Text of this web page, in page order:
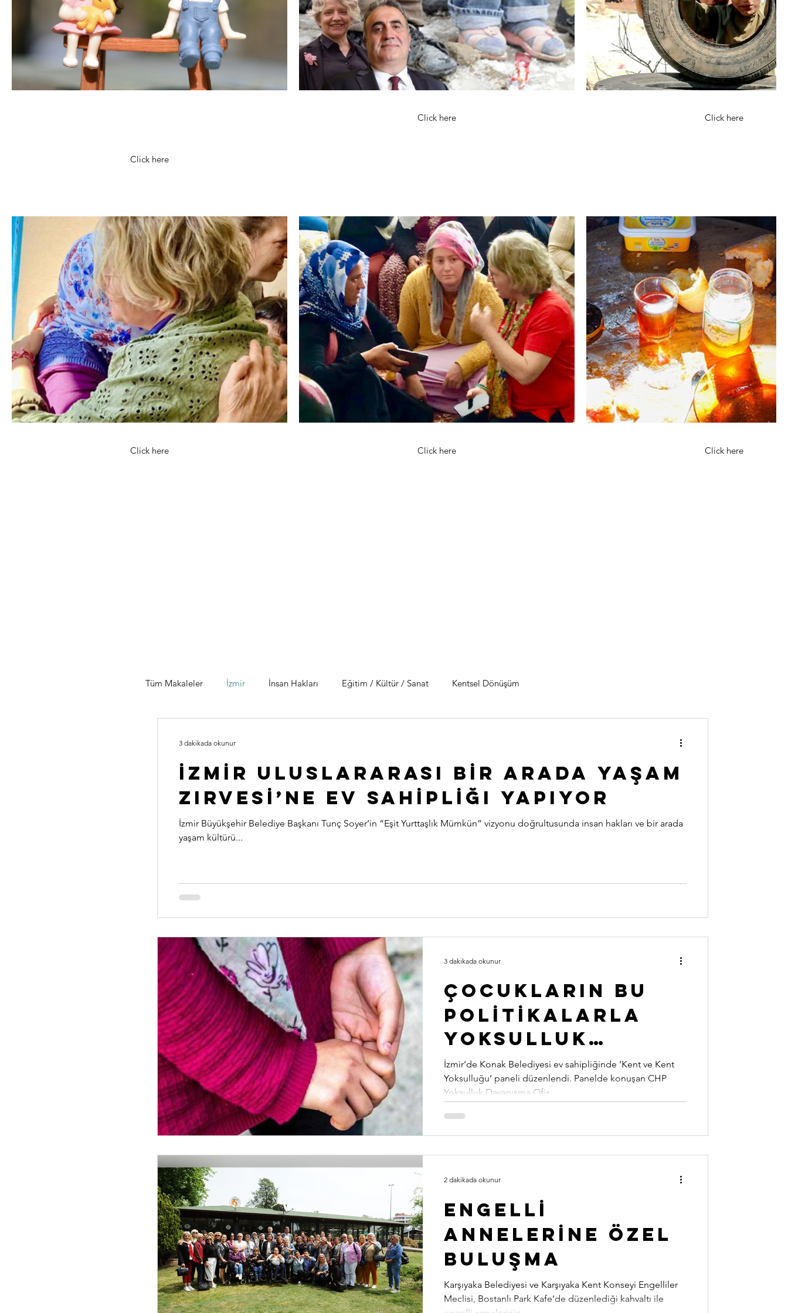
Click here
Click here Click here
Click here Click here Click here
Tüm Makaleler İzmir İnsan Hakları Eğitim / Kültür / Sanat Kentsel Dönüşüm
İzmİr Uluslararası Bİr Arada Yaşam
Zirvesİ’ne ev sahİplİği yapıyor
İzmir Büyükşehir Belediye Başkanı Tunç Soyer’in “Eşit Yurttaşlık Mümkün” vizyonu doğrultusunda insan hakları ve bir arada
yaşam kültürü...
3 dakikada okunur
Çocukların bu
polİtİkalarla
yoksulluk
döngüsünden
çıkmaları çok
zor
İzmir’de Konak Belediyesi ev sahipliğinde ‘Kent ve Kent
Yoksulluğu’ paneli düzenlendi. Panelde konuşan CHP
Yoksulluk Dayanışma Ofis...
3 dakikada okunur
Engellİ
Annelerİne Özel
Buluşma
Karşıyaka Belediyesi ve Karşıyaka Kent Konseyi Engelliler
Meclisi, Bostanlı Park Kafe’de düzenlediği kahvaltı ile
2 dakikada okunur